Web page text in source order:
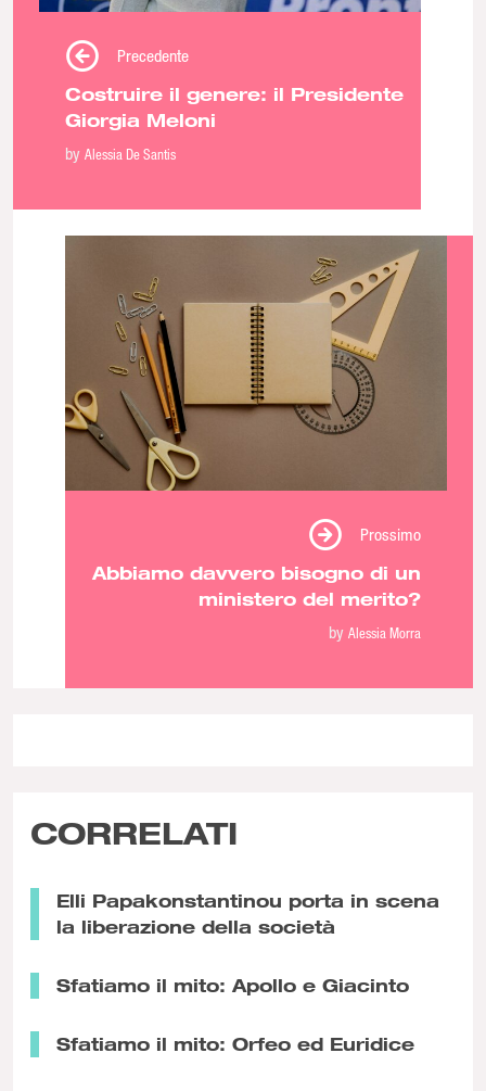
Precedente
Costruire il genere: il Presidente
Giorgia Meloni
by Alessia De Santis
Prossimo
Abbiamo davvero bisogno di un
ministero del merito?
by Alessia Morra
CORRELATI
Elli Papakonstantinou porta in scena
la liberazione della società
Sfatiamo il mito: Apollo e Giacinto
Sfatiamo il mito: Orfeo ed Euridice